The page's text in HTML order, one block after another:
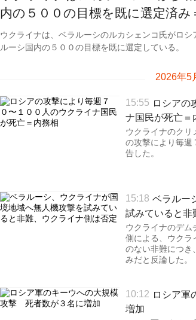
内の５００の目標を既に選定済
ウクライナは、ベラルーシのルカシェンコ氏がロ
ルーシ国内の５００の目標を既に選定している。
2026年5
15:55 ロシアの
ナ国民が死亡＝
ウクライナのクリ
の攻撃により毎週
告した。
15:18 ベラルー
試みていると非
ウクライナのデム
側による、ウクラ
のない非難につき
みだと反論した。
10:12 ロシア
増加